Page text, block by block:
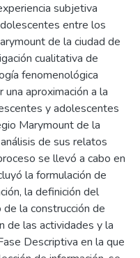
subjetiva
entre los
de la ciudad de
cualitativa de
fenomenológica
aproximación a la
y adolescentes
Marymount de la
de sus relatos
se llevó a cabo en
la formulación de
la definición del
la construcción de
de las actividades y la
Descriptiva en la que